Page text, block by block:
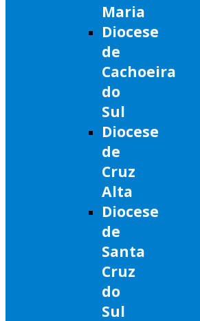
Maria
Diocese
de
Cachoeira
do
Sul
Diocese
de
Cruz
Alta
Diocese
de
Santa
Cruz
do
Sul